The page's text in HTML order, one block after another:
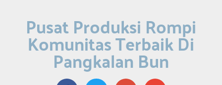
Pusat Produksi Rompi
Komunitas Terbaik Di
Pangkalan Bun